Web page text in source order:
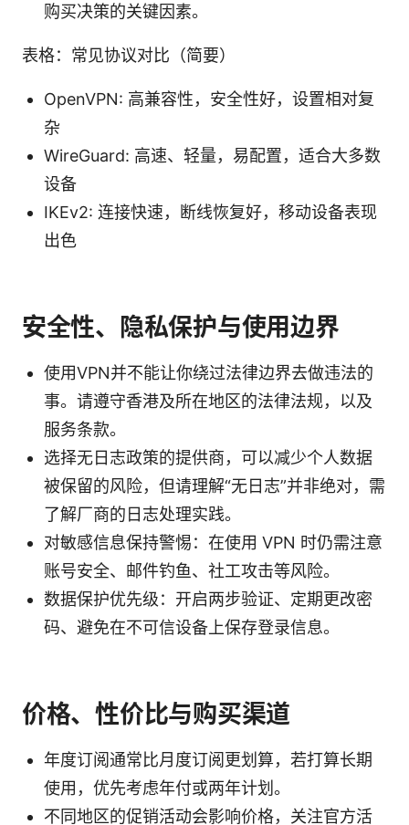
购买决策的关键因素。
表格：常见协议对比（简要）
OpenVPN: 高兼容性，安全性好，设置相对复
杂
WireGuard: 高速、轻量，易配置，适合大多数
设备
IKEv2: 连接快速，断线恢复好，移动设备表现
出色
安全性、隐私保护与使用边界
使用VPN并不能让你绕过法律边界去做违法的
事。请遵守香港及所在地区的法律法规，以及
服务条款。
选择无日志政策的提供商，可以减少个人数据
被保留的风险，但请理解“无日志”并非绝对，需
了解厂商的日志处理实践。
对敏感信息保持警惕：在使用 VPN 时仍需注意
账号安全、邮件钓鱼、社工攻击等风险。
数据保护优先级：开启两步验证、定期更改密
码、避免在不可信设备上保存登录信息。
价格、性价比与购买渠道
年度订阅通常比月度订阅更划算，若打算长期
使用，优先考虑年付或两年计划。
不同地区的促销活动会影响价格，关注官方活